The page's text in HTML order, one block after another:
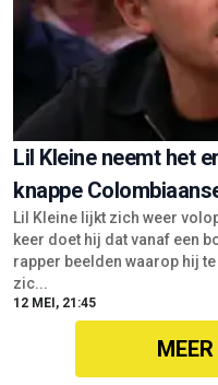
Lil Kleine neemt het
knappe
Lil Kleine lijkt zich weer
keer doet hij dat vanaf een
rapper beelden waarop hij
zic...
12 MEI, 21:45